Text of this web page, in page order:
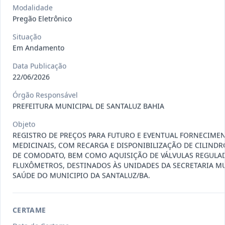
Data:13/07/2026
027/2026
Pregão
Eletrônico
PRESTADORA DE SERVIÇO DE
Situação
Em Andamento
Data : 13/07/2026
025/2026
Pregão
Eletrônico
REGISTRO DE PREÇO PARA A
CONTRATAÇÃO DE EMPRESA PARA
LOCAÇÃO...
Modalidade
Pregão Eletrônico
Situação
Em Andamento
Data Publicação
22/06/2026
Órgão Responsável
PREFEITURA MUNICIPAL DE SANTALUZ BAHIA
Objeto
REGISTRO DE PREÇOS PARA FUTURO E EVENTUAL
MEDICINAIS, COM RECARGA E DISPONIBILIZAÇÃO DE
DE COMODATO, BEM COMO AQUISIÇÃO DE VÁLVULAS
FLUXÔMETROS, DESTINADOS ÀS UNIDADES DA SECRETARIA
SAÚDE DO MUNICIPIO DA SANTALUZ/BA.
CERTAME